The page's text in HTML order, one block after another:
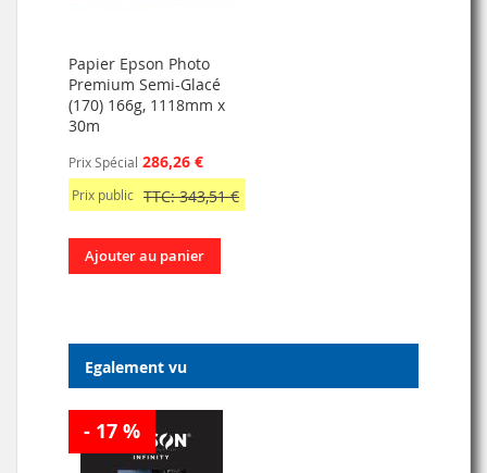
Papier Epson Photo
Premium Semi-Glacé
(170) 166g, 1118mm x
30m
Prix Spécial 286,26 €
Prix public TTC: 343,51 €
Ajouter au panier
Egalement vu
- 17 %